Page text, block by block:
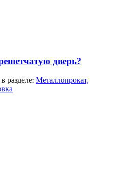
дверь?
в разделе: Металлопрокат,